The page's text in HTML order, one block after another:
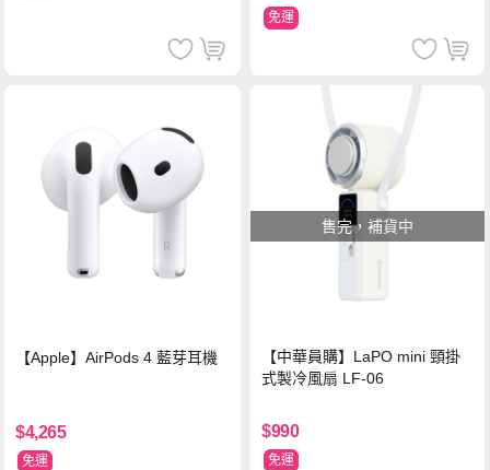
免運
【Apple】AirPods 4 藍芽耳機
$4,265
免運
售完，補貨中
【中華員購】LaPO mini 頸掛
式製冷風扇 LF-06
$990
免運